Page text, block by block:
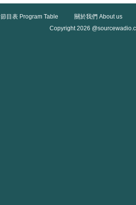
節目表 Program Table
關於我們 About us
Copyright 2026